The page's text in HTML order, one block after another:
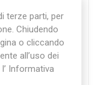
rapido Gardena
terze parti, per
Chiudendo
o cliccando
all’uso dei
Informativa